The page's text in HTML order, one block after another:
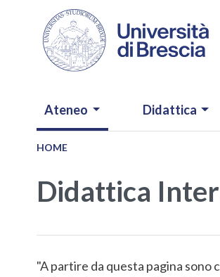
Salta al contenuto principale
NAVIGAZIONE
Ateneo Didattica
HOME
Didattica
"A partire da questa pagina